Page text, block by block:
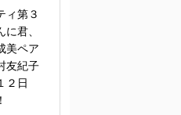
ィ第３
君、
美ペア
友紀子
２日